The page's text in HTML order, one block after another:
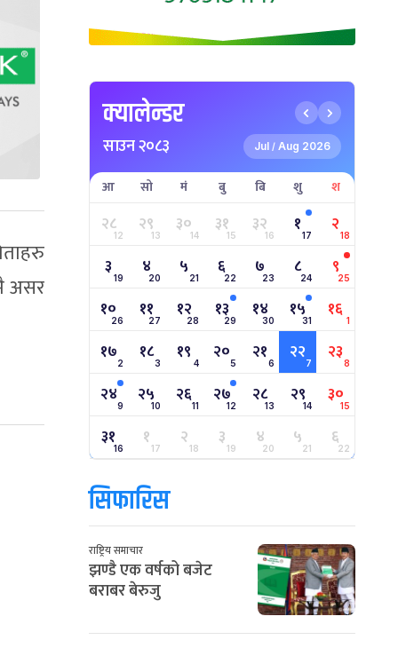
असर
क्यालेन्डर
साउन २०८३ Jul / Aug 2026
आ सो मं बु बि शु श
२८12 २९13 ३०14 ३१15 ३२16 १17 २18
३ 19 ४20 ५ 21 ६22 ७23 ८24 ९25
१०26 ११27 १२28 १३29 १४30 १५31 १६ 1
१७2 १८3 १९ 4 २०5 २१6 २२7 २३8
२४9 २५10 २६11 २७12 २८13 २९14 ३०15
३१16 १17 २18 ३19 ४20 ५21 ६22
सिफारिस
राष्ट्रिय समाचार
झण्डै एक वर्षको बजेट
बराबर बेरुजु